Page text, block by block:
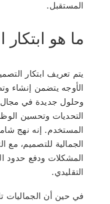
المستقبل.
ما هو ابتكار
يتم تعريف ابتكار
الأوجه يتضمن إنشاء
وحلول جديدة في مجال
التحديات وتحسين
المستخدم. إنه نهج
الجمالية للتصميم، مع
المشكلات ودفع حدود
التقليدي.
في حين أن الجماليات